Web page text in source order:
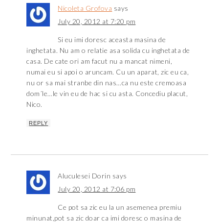
Nicoleta Grofova says
July 20, 2012 at 7:20 pm
Si eu imi doresc aceasta masina de
inghetata. Nu am o relatie asa solida cu inghetata de
casa. De cate ori am facut nu a mancat nimeni,
numai eu si apoi o aruncam. Cu un aparat, zic eu ca,
nu or sa mai stranbe din nas…ca nu este cremoasa
dom´le…le vin eu de hac si cu asta. Concediu placut,
Nico.
REPLY
Aluculesei Dorin says
July 20, 2012 at 7:06 pm
Ce pot sa zic eu la un asemenea premiu
minunat,pot sa zic doar ca imi doresc o masina de